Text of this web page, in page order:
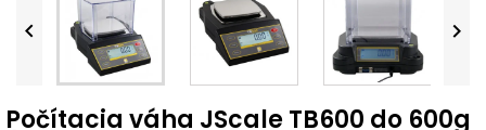
 
Počítacia váha JScale TB600 do 600g